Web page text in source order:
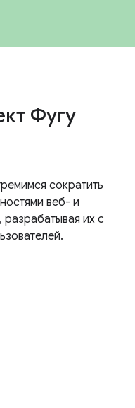
Фугу
сократить
веб- и
их с